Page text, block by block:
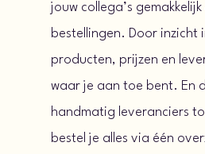
jouw collega’s gemakkelijk
bestellingen. Door inzicht
producten, prijzen en
waar je aan toe bent. En
handmatig leveranciers
bestel je alles via één